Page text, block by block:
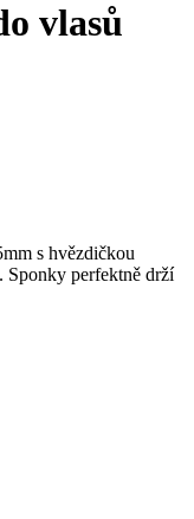
vlasů
s hvězdičkou
Sponky perfektně drží